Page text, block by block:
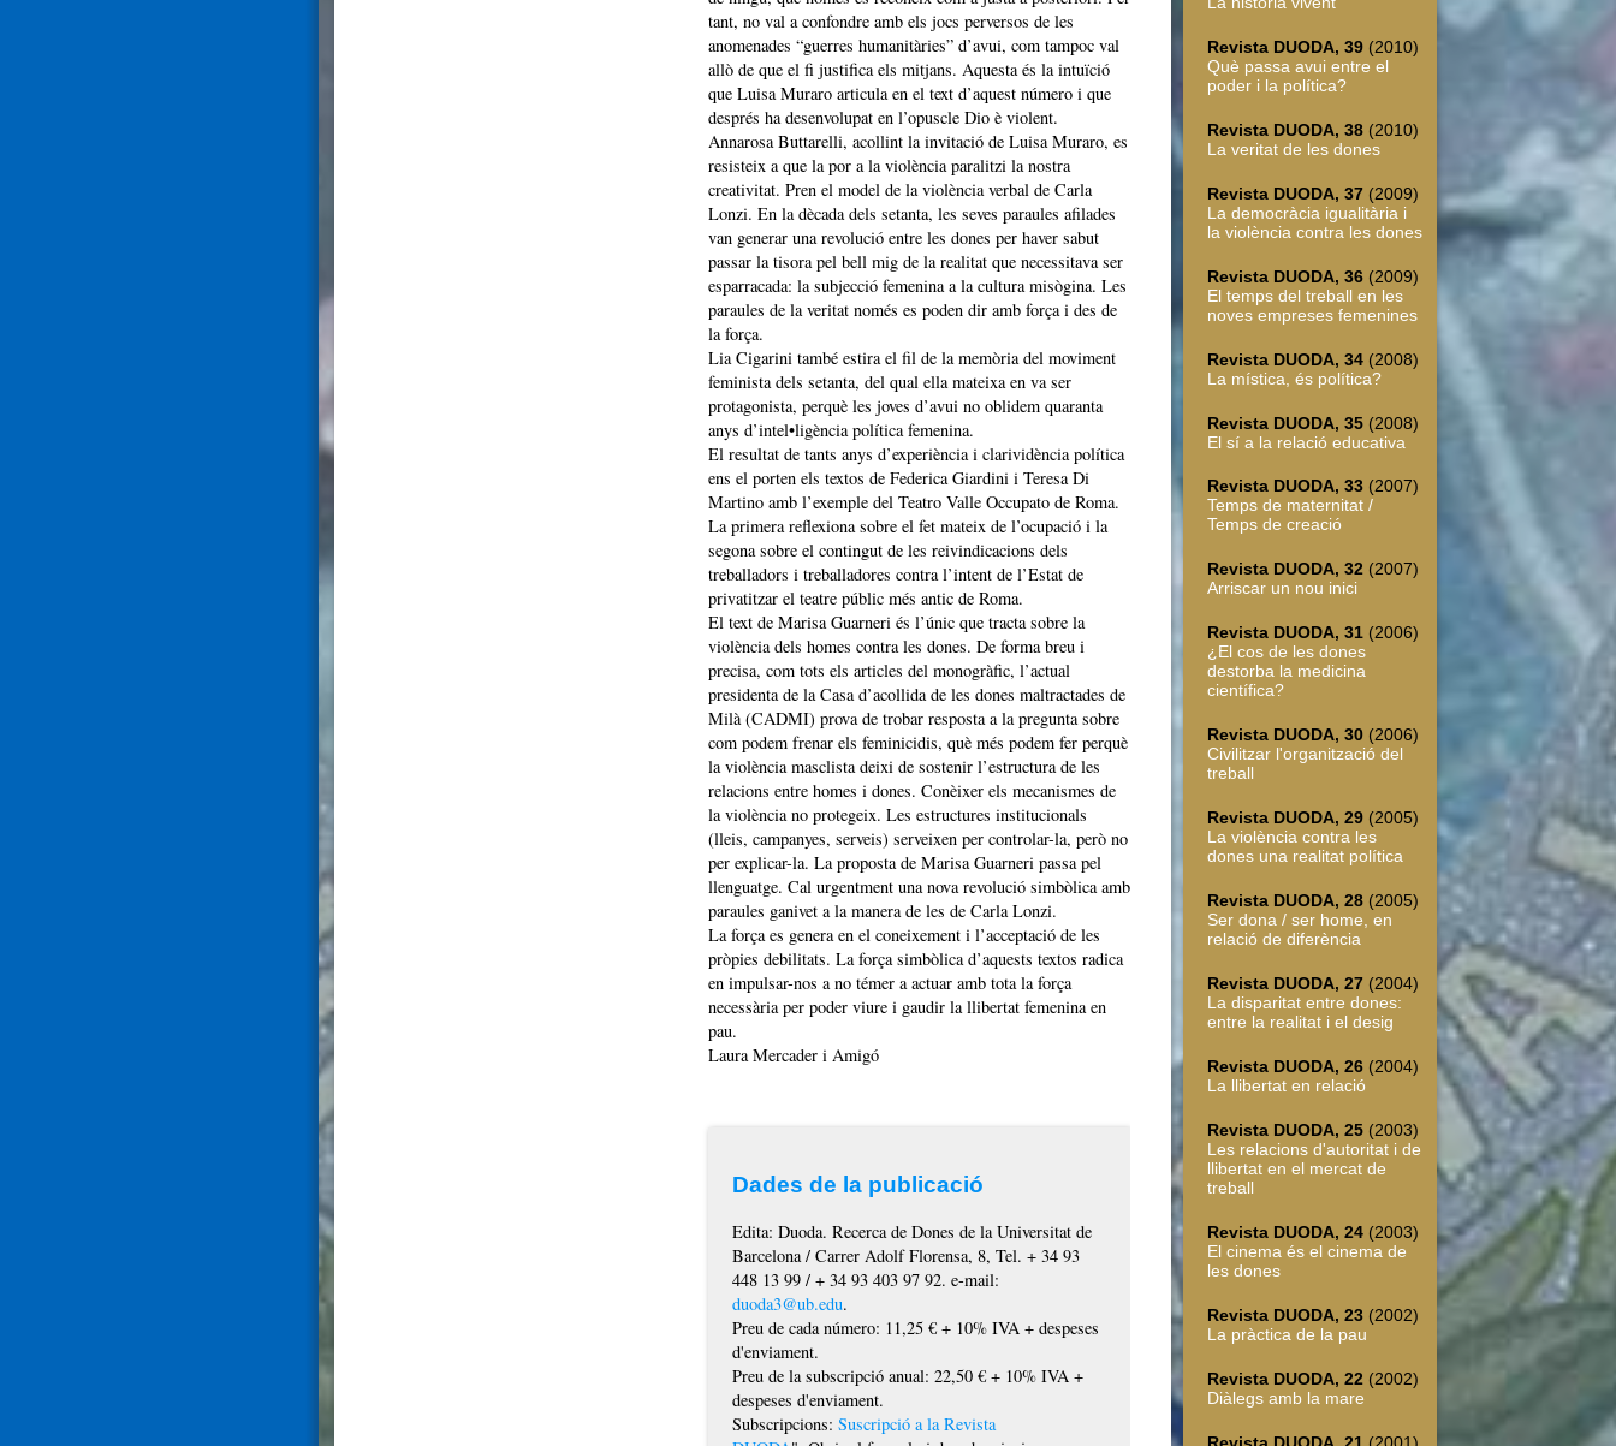
tant, no val a confondre amb els jocs perversos de les
anomenades “guerres humanitàries” d’avui, com tampoc val
allò de que el fi justifica els mitjans. Aquesta és la intuïció
que Luisa Muraro articula en el text d’aquest número i que
després ha desenvolupat en l’opuscle Dio è violent.
Annarosa Buttarelli, acollint la invitació de Luisa Muraro, es
resisteix a que la por a la violència paralitzi la nostra
creativitat. Pren el model de la violència verbal de Carla
Lonzi. En la dècada dels setanta, les seves paraules afilades
van generar una revolució entre les dones per haver sabut
passar la tisora pel bell mig de la realitat que necessitava ser
esparracada: la subjecció femenina a la cultura misògina. Les
paraules de la veritat només es poden dir amb força i des de
la força.
Lia Cigarini també estira el fil de la memòria del moviment
feminista dels setanta, del qual ella mateixa en va ser
protagonista, perquè les joves d’avui no oblidem quaranta
anys d’intel•ligència política femenina.
El resultat de tants anys d’experiència i clarividència política
ens el porten els textos de Federica Giardini i Teresa Di
Martino amb l’exemple del Teatro Valle Occupato de Roma.
La primera reflexiona sobre el fet mateix de l’ocupació i la
segona sobre el contingut de les reivindicacions dels
treballadors i treballadores contra l’intent de l’Estat de
privatitzar el teatre públic més antic de Roma.
El text de Marisa Guarneri és l’únic que tracta sobre la
violència dels homes contra les dones. De forma breu i
precisa, com tots els articles del monogràfic, l’actual
presidenta de la Casa d’acollida de les dones maltractades de
Milà (CADMI) prova de trobar resposta a la pregunta sobre
com podem frenar els feminicidis, què més podem fer perquè
la violència masclista deixi de sostenir l’estructura de les
relacions entre homes i dones. Conèixer els mecanismes de
la violència no protegeix. Les estructures institucionals
(lleis, campanyes, serveis) serveixen per controlar-la, però no
per explicar-la. La proposta de Marisa Guarneri passa pel
llenguatge. Cal urgentment una nova revolució simbòlica amb
paraules ganivet a la manera de les de Carla Lonzi.
La força es genera en el coneixement i l’acceptació de les
pròpies debilitats. La força simbòlica d’aquests textos radica
en impulsar-nos a no témer a actuar amb tota la força
necessària per poder viure i gaudir la llibertat femenina en
pau.
Laura Mercader i Amigó
Dades de la publicació
Edita: Duoda. Recerca de Dones de la Universitat de
Barcelona / Carrer Adolf Florensa, 8, Tel. + 34 93
448 13 99 / + 34 93 403 97 92. e-mail:
duoda3@ub.edu.
Preu de cada número: 11,25 € + 10% IVA + despeses
d'enviament.
Preu de la subscripció anual: 22,50 € + 10% IVA +
despeses d'enviament.
Subscripcions: Suscripció a la Revista
Revista DUODA, 39 (2010)
Què passa avui entre el
poder i la política?
Revista DUODA, 38 (2010)
La veritat de les dones
Revista DUODA, 37 (2009)
La democràcia igualitària i
la violència contra les dones
Revista DUODA, 36 (2009)
El temps del treball en les
noves empreses femenines
Revista DUODA, 34 (2008)
La mística, és política?
Revista DUODA, 35 (2008)
El sí a la relació educativa
Revista DUODA, 33 (2007)
Temps de maternitat /
Temps de creació
Revista DUODA, 32 (2007)
Arriscar un nou inici
Revista DUODA, 31 (2006)
¿El cos de les dones
destorba la medicina
científica?
Revista DUODA, 30 (2006)
Civilitzar l'organització del
treball
Revista DUODA, 29 (2005)
La violència contra les
dones una realitat política
Revista DUODA, 28 (2005)
Ser dona / ser home, en
relació de diferència
Revista DUODA, 27 (2004)
La disparitat entre dones:
entre la realitat i el desig
Revista DUODA, 26 (2004)
La llibertat en relació
Revista DUODA, 25 (2003)
Les relacions d'autoritat i de
llibertat en el mercat de
treball
Revista DUODA, 24 (2003)
El cinema és el cinema de
les dones
Revista DUODA, 23 (2002)
La pràctica de la pau
Revista DUODA, 22 (2002)
Diàlegs amb la mare
Revista DUODA, 21 (2001)